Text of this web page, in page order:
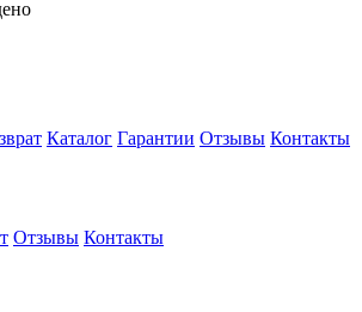
Каталог Гарантии Отзывы Контакты
Отзывы Контакты